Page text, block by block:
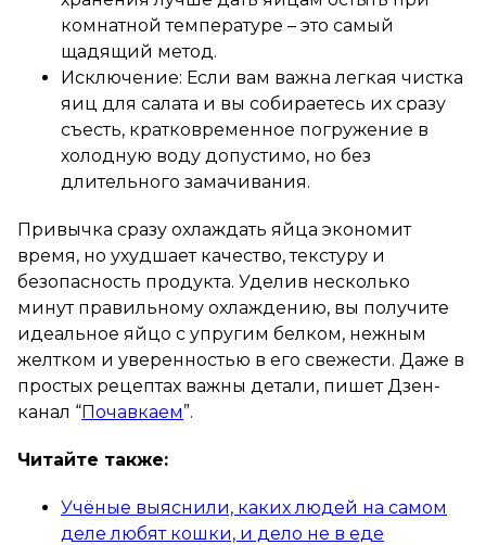
комнатной температуре – это самый
щадящий метод.
Исключение: Если вам важна легкая чистка
яиц для салата и вы собираетесь их сразу
съесть, кратковременное погружение в
холодную воду допустимо, но без
длительного замачивания.
Привычка сразу охлаждать яйца экономит
время, но ухудшает качество, текстуру и
безопасность продукта. Уделив несколько
минут правильному охлаждению, вы получите
идеальное яйцо с упругим белком, нежным
желтком и уверенностью в его свежести. Даже в
простых рецептах важны детали, пишет Дзен-
канал “Почавкаем”.
Читайте также:
Учёные выяснили, каких людей на самом
деле любят кошки, и дело не в еде